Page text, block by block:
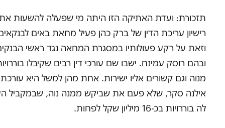
תזכורת: ועדת האתיקה הזו היתה מי שפעלה להשעות
רישיון עריכת הדין של ברק כהן פעיל מחאת באים
וזאת על רקע פעולותיו במסגרת המחאה נגד ראשי
ובהם רוסק עמינח. ישבו שם עורכי דין רבים שקיבלו
מנוה וגם קשורים אליו ישירות. אחת מהן למשל היא עורכת
אילנה סקר, שלא פעם את שביקש ממנה נוה, שבמקביל
לה בוררויות בכ-16 מיליון שקל לפחות.